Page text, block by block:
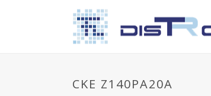
CKE Z140PA20A